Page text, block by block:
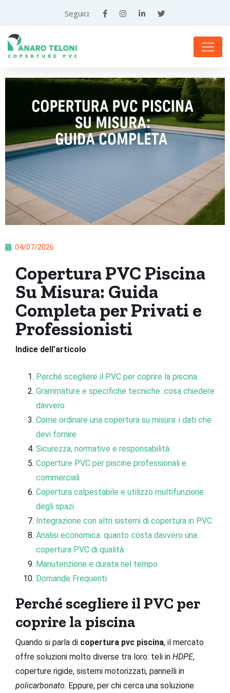
Coperture
in
PVC
Misura
—
Panaro
Teloni,
Altamura
Seguici:
04/07/2026
Copertura PVC Piscina
Su Misura: Guida
Completa per Privati e
Professionisti
Indice dell’articolo
Perché scegliere il PVC per coprire la piscina
Grammature e specifiche tecniche: cosa chiedere
davvero
Come ordinare una copertura su misura: i dati che
devi fornire
Sicurezza, normative e responsabilità
Coperture PVC per piscine professionali e
commerciali
Copertura calpestabile e utilizzo multifunzione
degli spazi
Integrazione con altri sistemi di copertura in PVC
Analisi economica: quanto costa davvero una
copertura PVC di qualità
Manutenzione e durata nel tempo
Domande Frequenti
Perché scegliere il PVC per
coprire la piscina
Quando si parla di copertura pvc piscina, il mercato
offre soluzioni molto diverse tra loro: teli in HDPE,
coperture rigide, sistemi motorizzati, pannelli in
policarbonato. Eppure, per chi cerca una soluzione